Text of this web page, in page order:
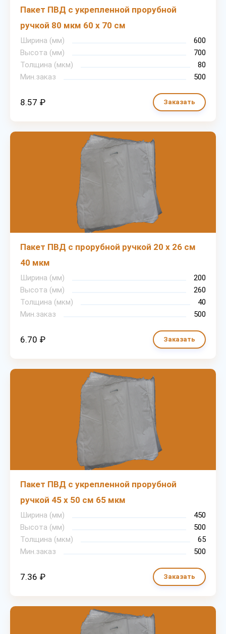
Пакет ПВД с укрепленной прорубной
ручкой 80 мкм 60 х 70 см
Ширина (мм)
600
Высота (мм)
700
Толщина (мкм)
80
Мин.заказ
500
8.57 ₽ Заказать
Пакет ПВД с прорубной ручкой 20 х 26 см
40 мкм
Ширина (мм)
200
Высота (мм)
260
Толщина (мкм)
40
Мин.заказ
500
6.70 ₽ Заказать
Пакет ПВД с укрепленной прорубной
ручкой 45 х 50 см 65 мкм
Ширина (мм)
450
Высота (мм)
500
Толщина (мкм)
65
Мин.заказ
500
7.36 ₽ Заказать